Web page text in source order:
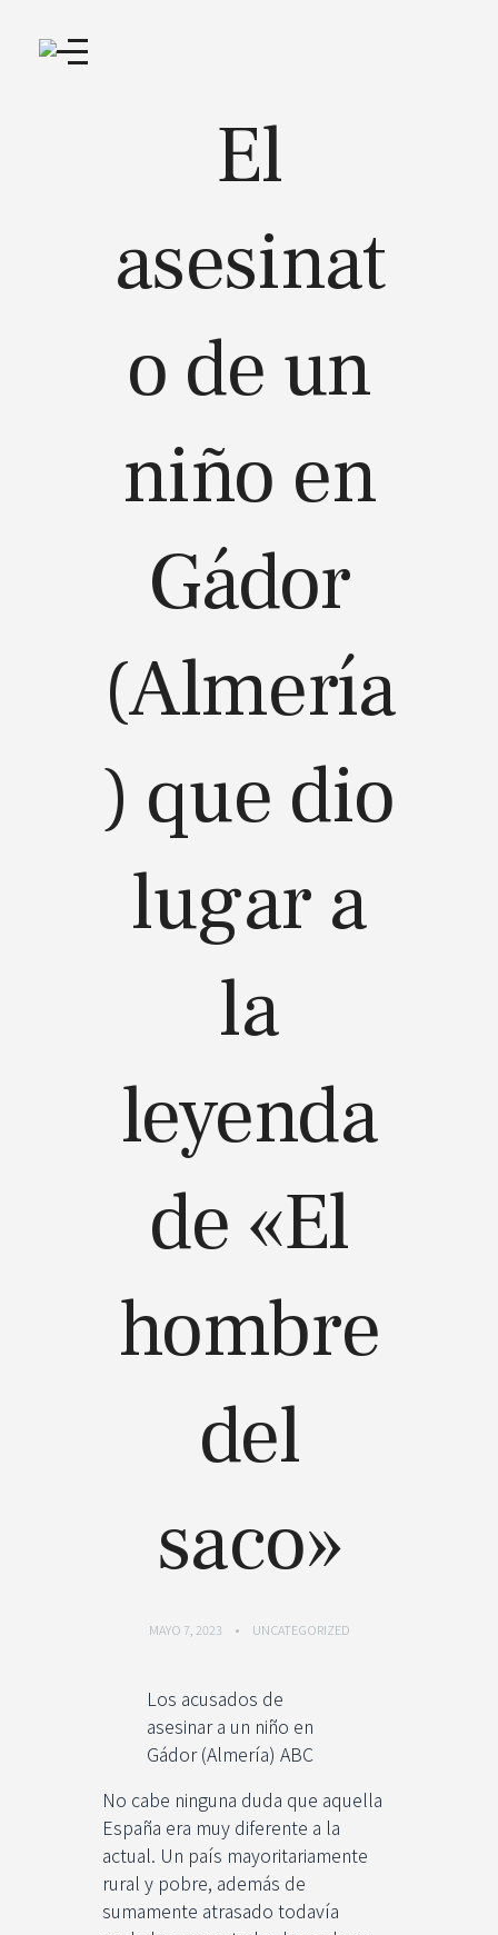
El
asesinat
o de un
niño en
Gádor
(Almería
) que dio
lugar a
la
leyenda
de «El
hombre
del
saco»
MAYO 7, 2023 UNCATEGORIZED
Los acusados de
asesinar a un niño en
Gádor (Almería) ABC
No cabe ninguna duda que aquella
España era muy diferente a la
actual. Un país mayoritariamente
rural y pobre, además de
sumamente atrasado todavía